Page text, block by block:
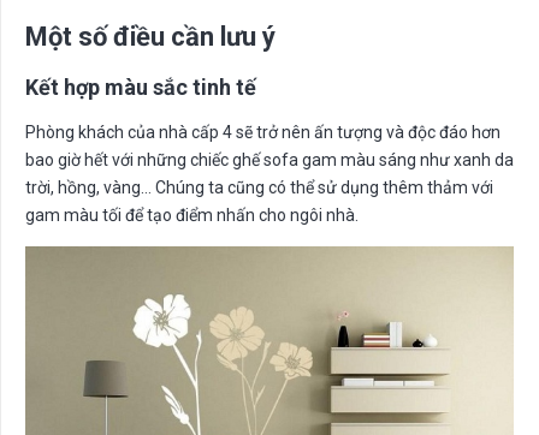
Một số điều cần lưu ý
Kết hợp màu sắc tinh tế
Phòng khách của nhà cấp 4 sẽ trở nên ấn tượng và độc đáo hơn
bao giờ hết với những chiếc ghế sofa gam màu sáng như xanh da
trời, hồng, vàng… Chúng ta cũng có thể sử dụng thêm thảm với
gam màu tối để tạo điểm nhấn cho ngôi nhà.